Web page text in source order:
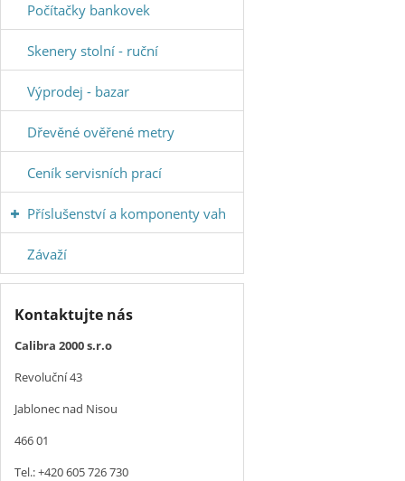
Počítačky bankovek
Skenery stolní - ruční
Výprodej - bazar
Dřevěné ověřené metry
Ceník servisních prací
Příslušenství a komponenty vah
Závaží
Kontaktujte nás
Calibra 2000 s.r.o
Revoluční 43
Jablonec nad Nisou
466 01
Tel.: +420 605 726 730